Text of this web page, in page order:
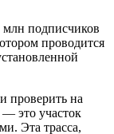
млн подписчиков
проводится
проверить на
— это участок
Эта трасса,